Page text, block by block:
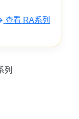
查看 RA系列